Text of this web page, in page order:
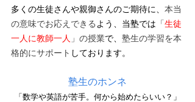
多くの生徒さんや親御さんのご期待に、 本当
の意味でお応えできるよう、当塾では 「生徒
一人に教師一人 」の授業で、 塾生の学習を本
格的にサポート しております。
塾生のホンネ
「数学や英語が苦手。何から始めたらいい？」